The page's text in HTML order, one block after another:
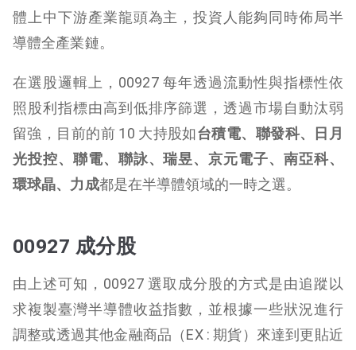
體上中下游產業龍頭為主，投資人能夠同時佈局半
導體全產業鏈。
在選股邏輯上，00927 每年透過流動性與指標性依
照股利指標由高到低排序篩選，透過市場自動汰弱
留強，目前的前 10 大持股如台積電、聯發科、日月
光投控、聯電、聯詠、瑞昱、京元電子、南亞科、
環球晶、力成都是在半導體領域的一時之選。
00927 成分股
由上述可知，00927 選取成分股的方式是由追蹤以
求複製臺灣半導體收益指數，並根據一些狀況進行
調整或透過其他金融商品（EX : 期貨）來達到更貼近